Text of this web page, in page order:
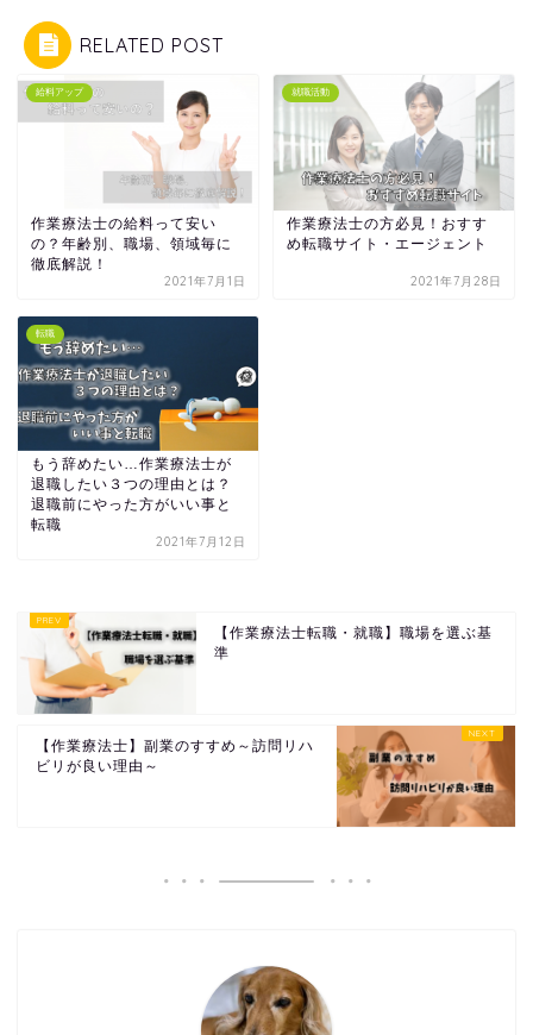
RELATED POST
給料アップ
作業療法士の給料って安い
の？年齢別、職場、領域毎に
徹底解説！
2021年7月1日
就職活動
作業療法士の方必見！おすす
め転職サイト・エージェント
2021年7月28日
転職
もう辞めたい…作業療法士が
退職したい３つの理由とは？
退職前にやった方がいい事と
転職
2021年7月12日
【作業療法士転職・就職】職場を選ぶ基
準
【作業療法士】副業のすすめ～訪問リハ
ビリが良い理由～